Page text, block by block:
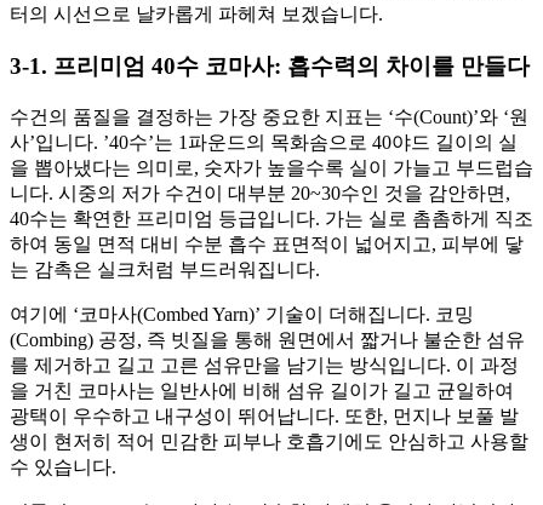
터의 시선으로 날카롭게 파헤쳐 보겠습니다.
3-1. 프리미엄 40수 코마사: 흡수력의 차이를 만들다
수건의 품질을 결정하는 가장 중요한 지표는 ‘수(Count)’와 ‘원
사’입니다. ’40수’는 1파운드의 목화솜으로 40야드 길이의 실
을 뽑아냈다는 의미로, 숫자가 높을수록 실이 가늘고 부드럽습
니다. 시중의 저가 수건이 대부분 20~30수인 것을 감안하면,
40수는 확연한 프리미엄 등급입니다. 가는 실로 촘촘하게 직조
하여 동일 면적 대비 수분 흡수 표면적이 넓어지고, 피부에 닿
는 감촉은 실크처럼 부드러워집니다.
여기에 ‘코마사(Combed Yarn)’ 기술이 더해집니다. 코밍
(Combing) 공정, 즉 빗질을 통해 원면에서 짧거나 불순한 섬유
를 제거하고 길고 고른 섬유만을 남기는 방식입니다. 이 과정
을 거친 코마사는 일반사에 비해 섬유 길이가 길고 균일하여
광택이 우수하고 내구성이 뛰어납니다. 또한, 먼지나 보풀 발
생이 현저히 적어 민감한 피부나 호흡기에도 안심하고 사용할
수 있습니다.